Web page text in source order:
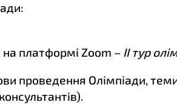
платформі Zoom – ІІ тур
проведення Олімпіади,